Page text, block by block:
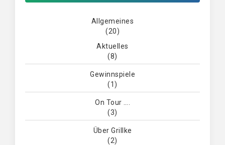
Allgemeines
(20)
Aktuelles
(8)
Gewinnspiele
(1)
On Tour ….
(3)
Über Grillke
(2)